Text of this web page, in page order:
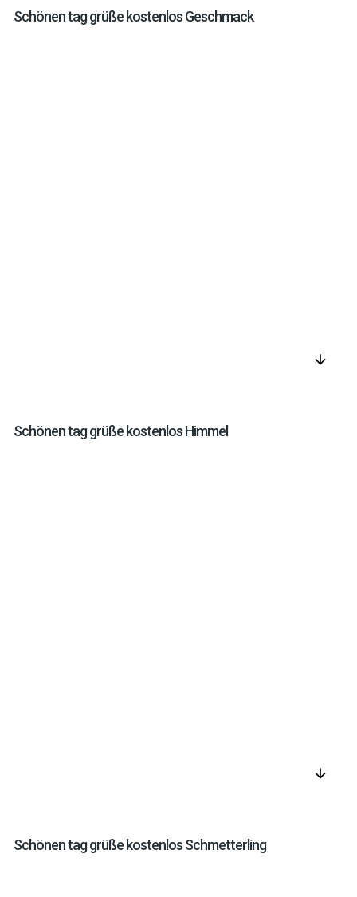
Schönen tag grüße kostenlos Geschmack
arrow_downward
Schönen tag grüße kostenlos Himmel
arrow_downward
Schönen tag grüße kostenlos Schmetterling